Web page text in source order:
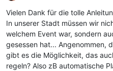
Vielen Dank für die tolle
In unserer Stadt müssen wir
welchem Event war, sondern
gesessen hat... Angenommen,
gibt es die Möglichkeit, das
regeln? Also zB automatische